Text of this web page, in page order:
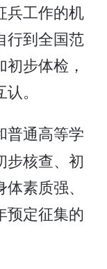
兵工作的机
行到全国范
步体检，
。
通高等学
步核查、初
素质强、
预定征集的